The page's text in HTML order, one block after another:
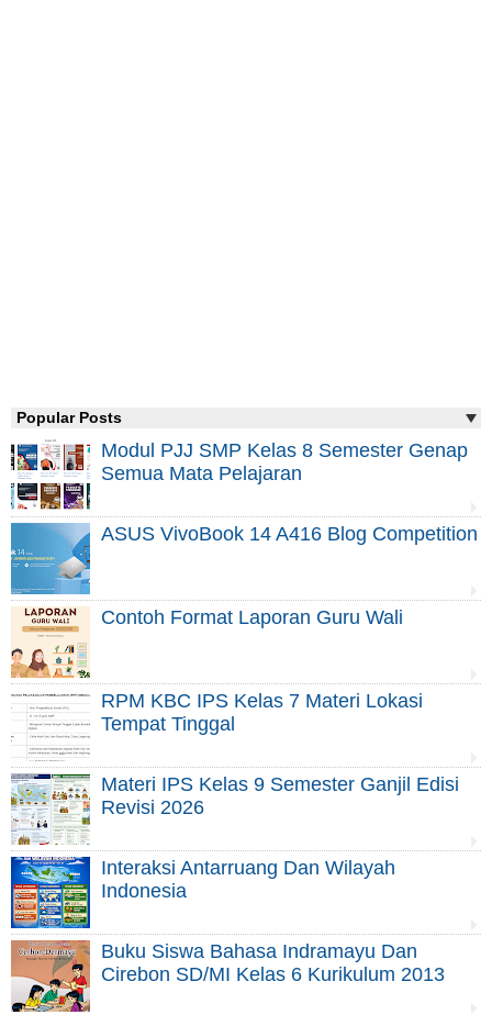
Popular Posts
Modul PJJ SMP Kelas 8 Semester Genap
Semua Mata Pelajaran
ASUS VivoBook 14 A416 Blog Competition
Contoh Format Laporan Guru Wali
RPM KBC IPS Kelas 7 Materi Lokasi
Tempat Tinggal
Materi IPS Kelas 9 Semester Ganjil Edisi
Revisi 2026
Interaksi Antarruang Dan Wilayah
Indonesia
Buku Siswa Bahasa Indramayu Dan
Cirebon SD/MI Kelas 6 Kurikulum 2013